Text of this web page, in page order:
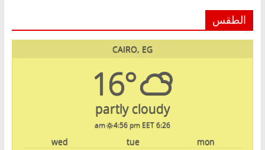
الطقس
CAIRO, EG
16°
partly cloudy
6:26 am
4:56 pm EET
mon
tue
wed